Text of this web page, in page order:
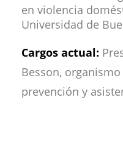
en violencia
Universidad de
Cargos actual:
Besson,
prevención y